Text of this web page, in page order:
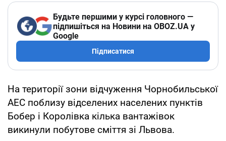
Будьте першими у курсі головного —
підпишіться на Новини на OBOZ.UA у
Google
Підписатися
На території зони відчуження Чорнобильської
АЕС поблизу відселених населених пунктів
Бобер і Королівка кілька вантажівок
викинули побутове сміття зі Львова.